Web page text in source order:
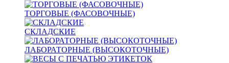
ТОРГОВЫЕ (ФАСОВОЧНЫЕ)
СКЛАДСКИЕ
ЛАБОРАТОРНЫЕ (ВЫСОКОТОЧНЫЕ)